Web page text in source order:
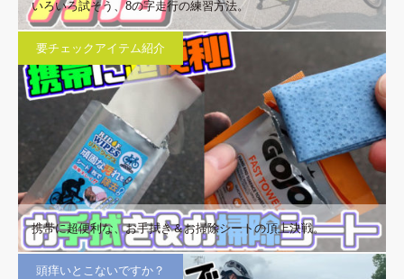
いろいろ試そう、8の字走行の練習方法。
要チェックアイテム紹介
携帯に超便利な、お手拭き＆お掃除シートの頂上決戦。
頭痒いとこないですか？